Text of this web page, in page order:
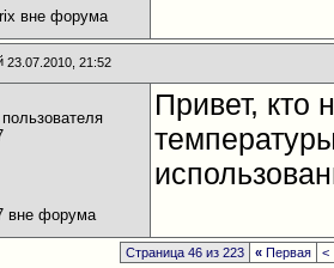
23.07.2010, 21:52
Привет, кто
Страница 46 из 223 « Первая <